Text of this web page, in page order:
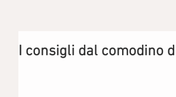
I consigli dal comodino